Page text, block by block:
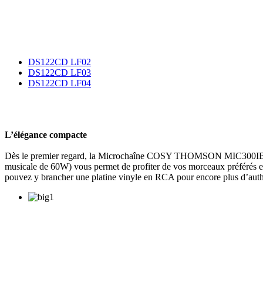
DS122CD LF02
DS122CD LF03
DS122CD LF04
L’élégance compacte
Dès le premier regard, la Microchaîne COSY THOMSON
musicale de 60W) vous permet de profiter de vos morceaux
pouvez y brancher une platine vinyle en RCA pour encore plus